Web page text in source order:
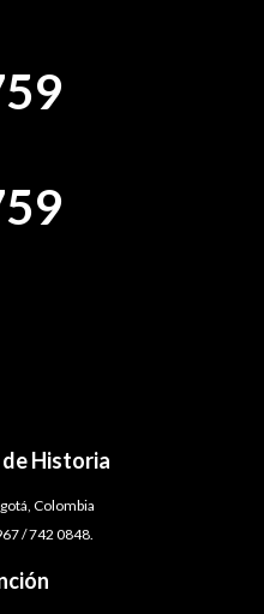
Historia
Colombia
/ 742 0848.